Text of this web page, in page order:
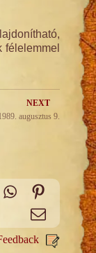
félelemmel
NEXT
augusztus 9.
WhatsApp
Email